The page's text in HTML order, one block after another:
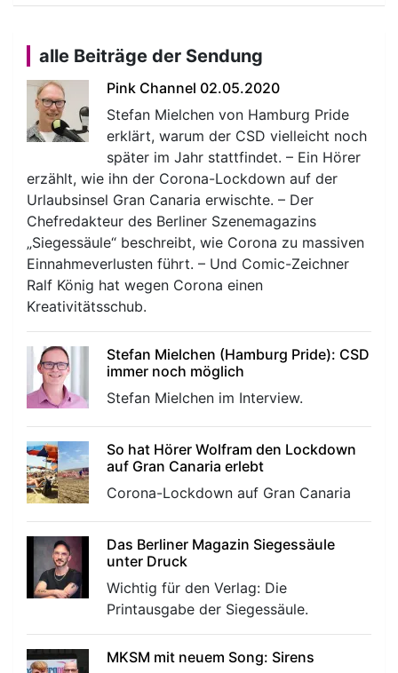
alle Beiträge der Sendung
Pink Channel 02.05.2020
Stefan Mielchen von Hamburg Pride
erklärt, warum der CSD vielleicht noch
später im Jahr stattfindet. – Ein Hörer
erzählt, wie ihn der Corona-Lockdown auf der
Urlaubsinsel Gran Canaria erwischte. – Der
Chefredakteur des Berliner Szenemagazins
„Siegessäule“ beschreibt, wie Corona zu massiven
Einnahmeverlusten führt. – Und Comic-Zeichner
Ralf König hat wegen Corona einen
Kreativitätsschub.
Stefan Mielchen (Hamburg Pride): CSD
immer noch möglich
Stefan Mielchen im Interview.
So hat Hörer Wolfram den Lockdown
auf Gran Canaria erlebt
Corona-Lockdown auf Gran Canaria
Das Berliner Magazin Siegessäule
unter Druck
Wichtig für den Verlag: Die
Printausgabe der Siegessäule.
MKSM mit neuem Song: Sirens